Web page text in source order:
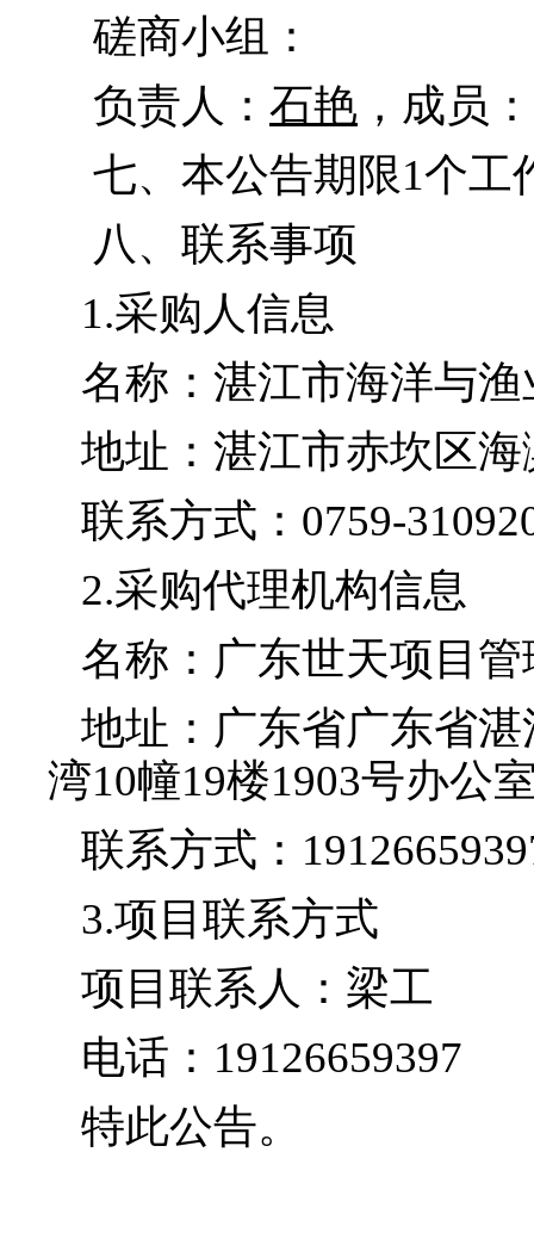
磋商小组：
负责人： 石艳 ，成员：
七、本公告期限1个工
八、联系事项
1.采购人信息
名称：湛江市海洋与渔
地址：湛江市赤坎区
联系方式：0759-
2.采购代理机构信息
名称：广东世天项目
地址：广东省广东省
湾10幢19楼1903号办公
联系方式：
3.项目联系方式
项目联系人：梁工
电话：19126659397
特此公告。